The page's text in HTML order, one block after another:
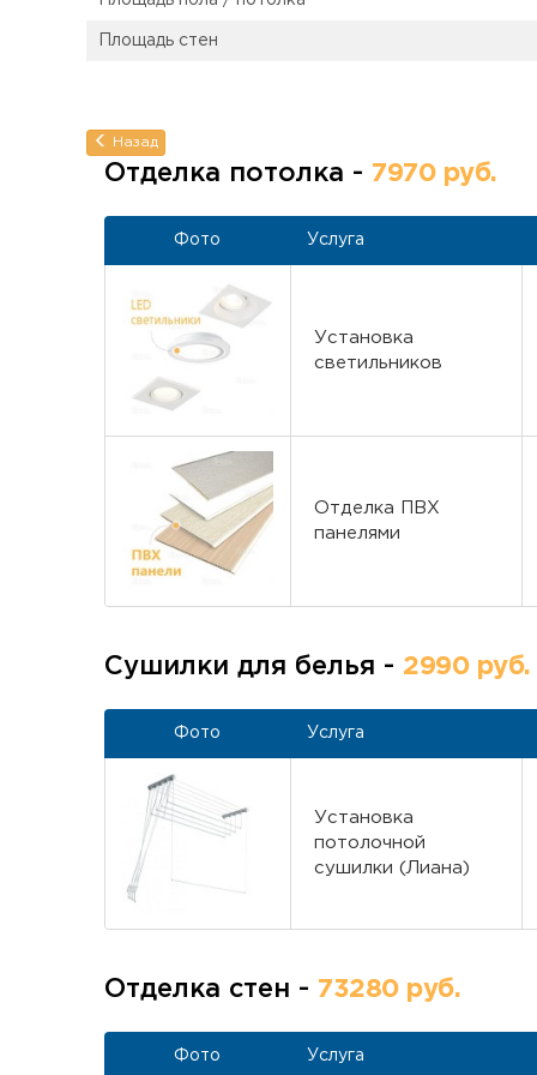
Назад
Площадь стен
Отделка потолка - 7970 руб.
Фото Услуга
Установка
светильников
Отделка ПВХ
панелями
Сушилки для белья - 2990 руб.
Фото Услуга
Установка
потолочной
сушилки (Лиана)
Отделка стен - 73280 руб.
Фото Услуга